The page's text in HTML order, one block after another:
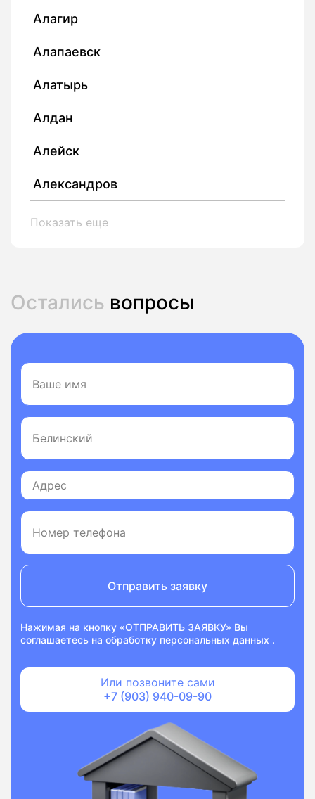
Алагир
Алапаевск
Алатырь
Алдан
Алейск
Александров
Показать еще
Остались вопросы
Отправить заявку
Нажимая на кнопку «ОТПРАВИТЬ ЗАЯВКУ» Вы
соглашаетесь на обработку персональных данных .
Или позвоните сами
+7 (903) 940-09-90